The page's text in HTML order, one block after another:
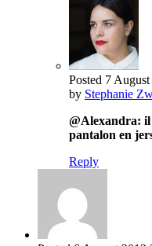
Posted 7 August
by Stephanie
@Alexandra: il
pantalon en
Reply